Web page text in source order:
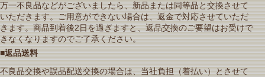
万一不良品などがございましたら、新品または同等品と交換させて
いただきます。ご用意ができない場合は、返金で対応させていただ
きます。商品到着後2日を過ぎますと、返品交換のご要望はお受けで
きなくなりますのでご了承ください。
■返品送料
不良品交換や誤品配送交換の場合は、当社負担（着払い）とさせて